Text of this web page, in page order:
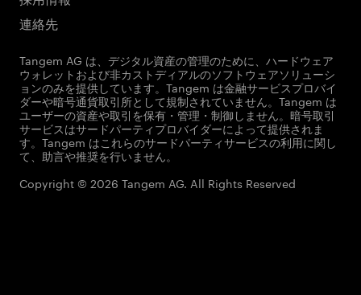
連絡先
Tangem AG は、デジタル資産の管理のために、ハードウェア
ウォレットおよび非カストディアルのソフトウェアソリューシ
ョンのみを提供しています。Tangem は金融サービスプロバイ
ダーや暗号通貨取引所として規制されていません。Tangem は
ユーザーの資産や取引を保有・管理・制御しません。暗号取引
サービスはサードパーティプロバイダーによって提供されま
す。Tangem はこれらのサードパーティサービスの利用に関し
て、助言や推奨を行いません。